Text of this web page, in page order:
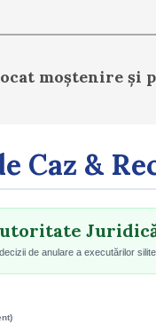
moștenire și
Caz &
de anulare a executărilor